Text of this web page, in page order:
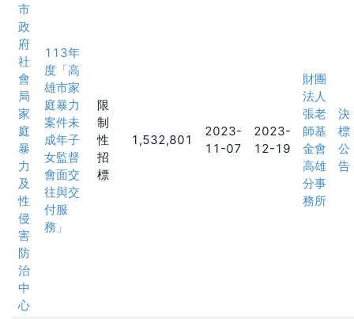
市
政
府
社
會
局
家
庭
暴
力
及
性
侵
害
防
治
中
心
113年
度「高
雄市家
庭暴力
案件未
成年子
女監督
會面交
往與交
付服
務」
限
制
性
招
標
1,532,801
2023-
11-07
2023-
12-19
財團
法人
張老
師基
金會
高雄
分事
務所
決
標
公
告